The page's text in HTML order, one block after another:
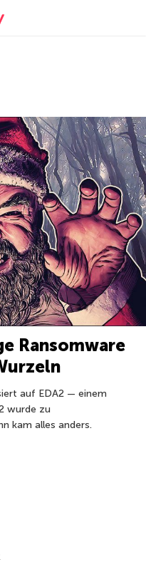
Blog von Kaspersky
Ransomware
auf EDA2 — einem
wurde zu
kam alles anders.